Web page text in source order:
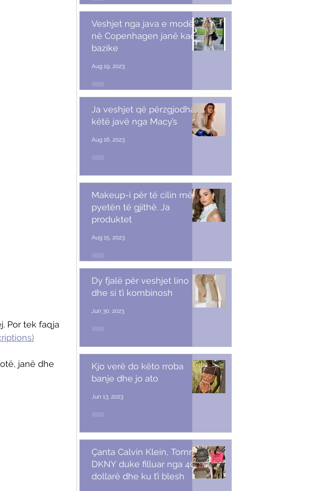
Por tek faqja
janë dhe
Veshjet nga java e modës
në Copenhagen janë kaq
bazike
Aug 19, 2023
Ja veshjet që përzgjodha
këtë javë nga Macy’s
Aug 16, 2023
Makeup-i për të cilin më
pyetën të gjithë. Ja
produktet
Aug 15, 2023
Dy fjalë për veshjet lino
dhe si t’i kombinosh
Jun 30, 2023
Kjo verë do këto rroba
banje dhe jo ato
Jun 13, 2023
Çanta Calvin Klein, Tommy,
DKNY duke filluar nga 40
dollarë dhe ku t’i blesh